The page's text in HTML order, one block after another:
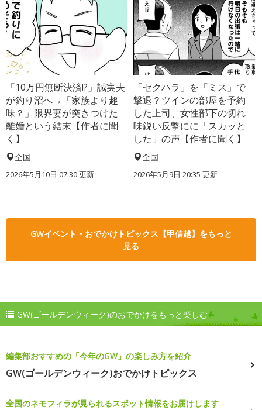
「10万円無断決済!?」誠実夫
が釣り沼へ→「家族より趣
味？」限界妻が突きつけた
離婚という結末【作者に聞
く】
全国
2026年5月10日 07:30 更新
「セクハラ」を「ミス」で
撃退？ツインの部屋を予約
した上司、女性部下の切れ
味鋭い反撃にに「スカッと
した」の声【作者に聞く】
全国
2026年5月9日 20:35 更新
GWイベント・おでかけトピックス【甲信越】をもっと
見る
GW(ゴールデンウィーク)のおでかけをもっと楽しむ
編集部おすすめの「今年のGW」の楽しみ方を紹介
GW(ゴールデンウィーク)おでかけトピックス
全国のネモフィラが見られるスポット情報をお届けします